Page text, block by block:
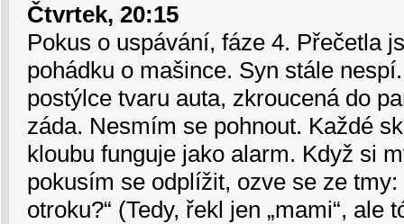
Čtvrtek, 20:15
Pokus o uspávání, fáze 4. Přečetla
pohádku o mašince. Syn stále
postýlce tvaru auta, zkroucená do
záda. Nesmím se pohnout. Každé
kloubu funguje jako alarm. Když si
pokusím se odplížit, ozve se ze tmy:
otroku?“ (Tedy, řekl jen „mami“, ale